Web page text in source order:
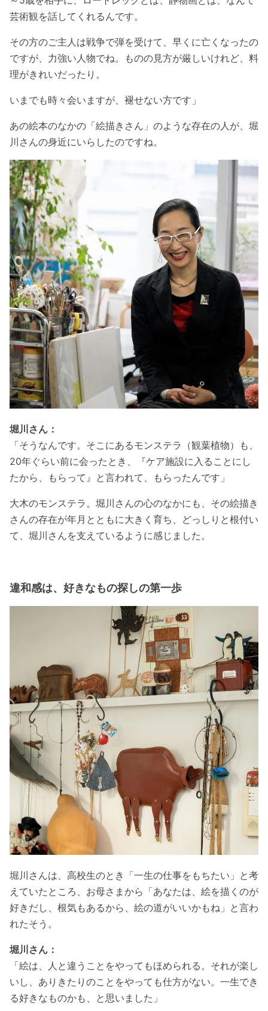
芸術観を話してくれるんです。
その方のご主人は戦争で弾を受けて、早くに亡くなったの
ですが、力強い人物でね。ものの見方が厳しいけれど、料
理がきれいだったり。
いまでも時々会いますが、褪せない方です」
あの絵本のなかの「絵描きさん」のような存在の人が、堀
川さんの身近にいらしたのですね。
堀川さん：
「そうなんです。そこにあるモンステラ（観葉植物）も、
20年ぐらい前に会ったとき、『ケア施設に入ることにし
たから、もらって』と言われて、もらったんです」
大木のモンステラ。堀川さんの心のなかにも、その絵描き
さんの存在が年月とともに大きく育ち、どっしりと根付い
て、堀川さんを支えているように感じました。
違和感は、好きなもの探しの第一歩
堀川さんは、高校生のとき「一生の仕事をもちたい」と考
えていたところ、お母さまから「あなたは、絵を描くのが
好きだし、根気もあるから、絵の道がいいかもね」と言わ
れたそう。
堀川さん：
「絵は、人と違うことをやってもほめられる。それが楽し
いし、ありきたりのことをやっても仕方がない。一生でき
る好きなものかも、と思いました」